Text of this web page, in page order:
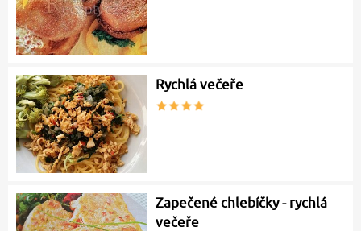
Rychlá večeře
Zapečené chlebíčky - rychlá
večeře